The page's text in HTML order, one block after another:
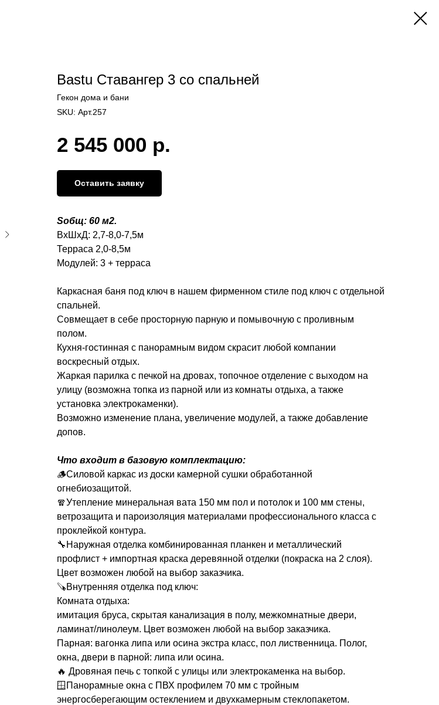
Bastu Ставангер 3 со спальней
Гекон дома и бани
SKU: Арт.257
2 545 000 р.
Оставить заявку
Sобщ: 60 м2.
ВхШхД: 2,7-8,0-7,5м
Терраса 2,0-8,5м
Модулей: 3 + терраса
Каркасная баня под ключ в нашем фирменном стиле под ключ с отдельной
спальней.
Совмещает в себе просторную парную и помывочную с проливным
полом.
Кухня-гостинная с панорамным видом скрасит любой компании
воскресный отдых.
Жаркая парилка с печкой на дровах, топочное отделение с выходом на
улицу (возможна топка из парной или из комнаты отдыха, а также
установка электрокаменки).
Возможно изменение плана, увеличение модулей, а также добавление
допов.
Что входит в базовую комплектацию:
🪵Силовой каркас из доски камерной сушки обработанной
огнебиозащитой.
🧣Утепление минеральная вата 150 мм пол и потолок и 100 мм стены,
ветрозащита и пароизоляция материалами профессионального класса с
проклейкой контура.
🔧Наружная отделка комбинированная планкен и металлический
профлист + импортная краска деревянной отделки (покраска на 2 слоя).
Цвет возможен любой на выбор заказчика.
🪚Внутренняя отделка под ключ:
Комната отдыха:
имитация бруса, скрытая канализация в полу, межкомнатные двери,
ламинат/линолеум. Цвет возможен любой на выбор заказчика.
Парная: вагонка липа или осина экстра класс, пол лиственница. Полог,
окна, двери в парной: липа или осина.
🔥 Дровяная печь с топкой с улицы или электрокаменка на выбор.
🪟Панорамные окна с ПВХ профилем 70 мм с тройным
энергосберегающим остеклением и двухкамерным стеклопакетом.